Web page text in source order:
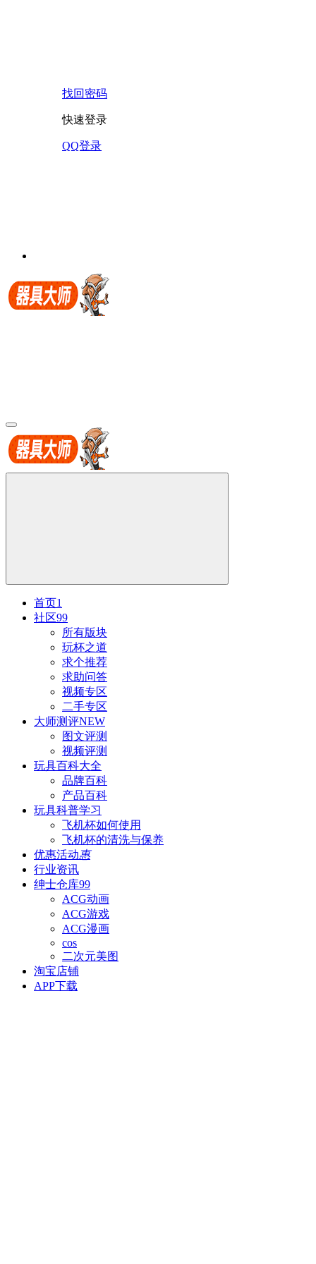
找回密码
快速登录
QQ登录
首页1
社区99
所有版块
玩杯之道
求个推荐
求助问答
视频专区
二手专区
大师测评NEW
图文评测
视频评测
玩具百科大全
品牌百科
产品百科
玩具科普学习
飞机杯如何使用
飞机杯的清洗与保养
优惠活动惠
行业资讯
绅士仓库99
ACG动画
ACG游戏
ACG漫画
cos
二次元美图
淘宝店铺
APP下载